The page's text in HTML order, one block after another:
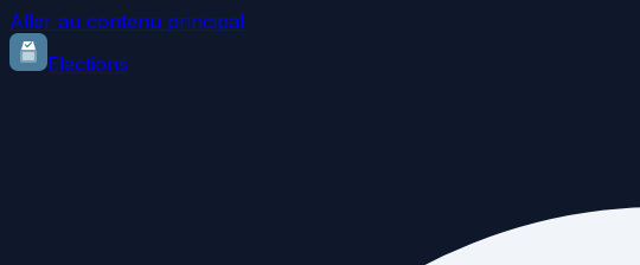
Aller au contenu principal
Elections